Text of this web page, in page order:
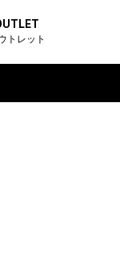
トレット